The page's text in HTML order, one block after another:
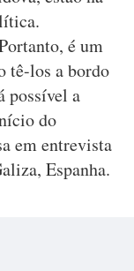
é um
tê-los a bordo
possível a
do
em entrevista
Espanha.